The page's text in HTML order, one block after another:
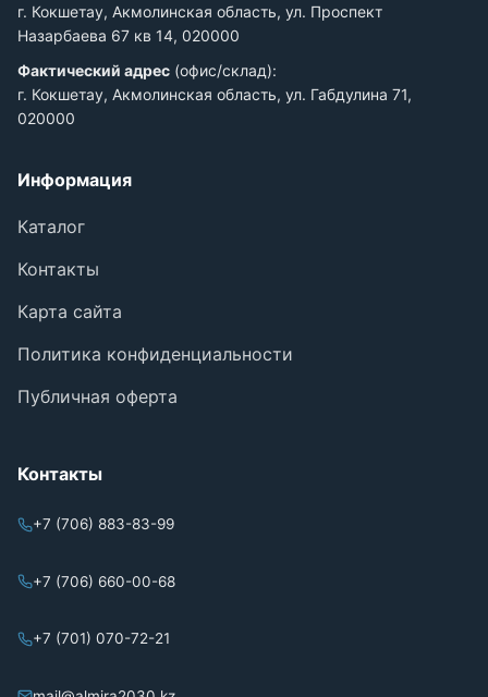
г. Кокшетау, Акмолинская область, ул. Проспект
Назарбаева 67 кв 14, 020000
Фактический адрес (офис/склад):
г. Кокшетау, Акмолинская область, ул. Габдулина 71,
020000
Информация
Каталог
Контакты
Карта сайта
Политика конфиденциальности
Публичная оферта
Контакты
+7 (706) 883-83-99
+7 (706) 660-00-68
+7 (701) 070-72-21